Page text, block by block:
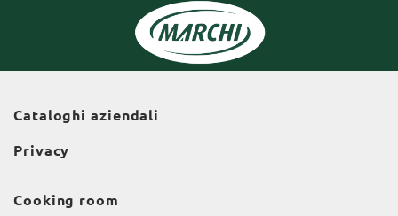
Cataloghi aziendali
Privacy
Cooking room